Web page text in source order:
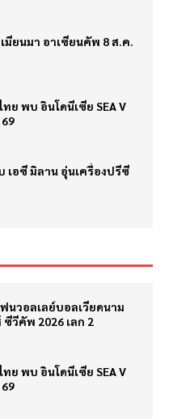
มียนมา อาเซียนคัพ 8 ส.ค.
ย พบ อินโดนีเซีย SEA V
เอซี มิลาน อุ่นเครื่องปรีซี
นวอลเลย์บอลเวียดนาม
วีคัพ 2026 เลก 2
ย พบ อินโดนีเซีย SEA V